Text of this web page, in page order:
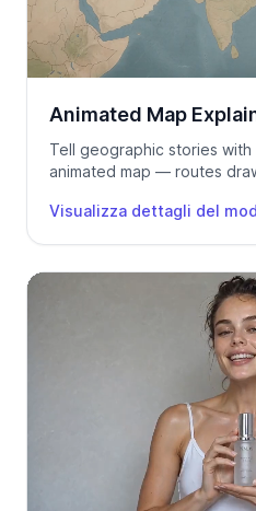
Animated Map
Tell geographic stories
animated map — routes
Visualizza dettagli del